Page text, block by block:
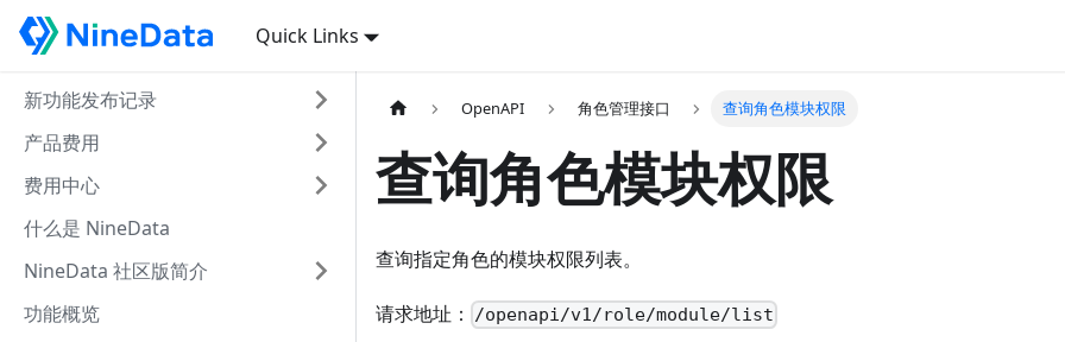
Quick Links
新功能发布记录
产品费用
费用中心
什么是 NineData
NineData 社区版简介
功能概览
OpenAPI 角色管理接口 查询角色模块权限
查询角色模块权限
查询指定角色的模块权限列表。
请求地址： /openapi/v1/role/module/list